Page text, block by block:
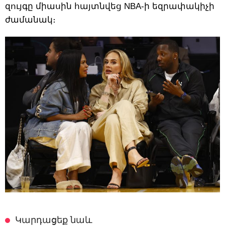
զույգը միասին հայտնվեց NBA-ի եզրափակիչի
ժամանակ։
Կարդացեք նաև